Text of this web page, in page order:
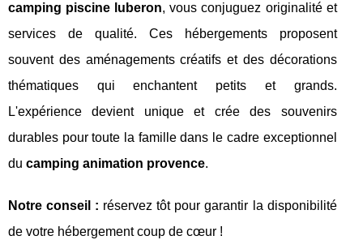
camping piscine luberon, vous conjuguez originalité et
services de qualité. Ces hébergements proposent
souvent des aménagements créatifs et des décorations
thématiques qui enchantent petits et grands.
L'expérience devient unique et crée des souvenirs
durables pour toute la famille dans le cadre exceptionnel
du camping animation provence.
Notre conseil : réservez tôt pour garantir la disponibilité
de votre hébergement coup de cœur !